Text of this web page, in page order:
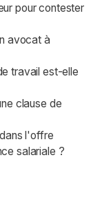
pour contester
avocat à
travail est-elle
clause de
l'offre
salariale ?